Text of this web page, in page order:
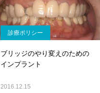
療
診療ポリシー
ブリッジのやり変えのための
インプラント
2016.12.15